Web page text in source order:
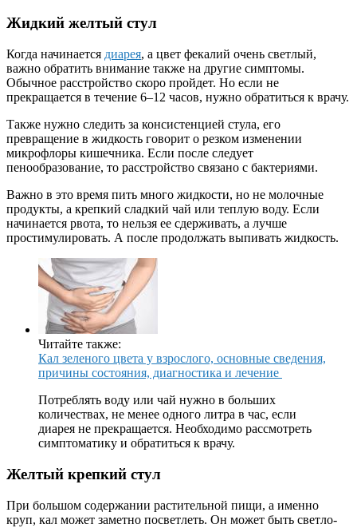
Жидкий желтый стул
Когда начинается диарея, а цвет фекалий очень светлый,
важно обратить внимание также на другие симптомы.
Обычное расстройство скоро пройдет. Но если не
прекращается в течение 6–12 часов, нужно обратиться к врачу.
Также нужно следить за консистенцией стула, его
превращение в жидкость говорит о резком изменении
микрофлоры кишечника. Если после следует
пенообразование, то расстройство связано с бактериями.
Важно в это время пить много жидкости, но не молочные
продукты, а крепкий сладкий чай или теплую воду. Если
начинается рвота, то нельзя ее сдерживать, а лучше
простимулировать. А после продолжать выпивать жидкость.
Читайте также:
Кал зеленого цвета у взрослого, основные сведения,
причины состояния, диагностика и лечение
Потреблять воду или чай нужно в больших
количествах, не менее одного литра в час, если
диарея не прекращается. Необходимо рассмотреть
симптоматику и обратиться к врачу.
Желтый крепкий стул
При большом содержании растительной пищи, а именно
круп, кал может заметно посветлеть. Он может быть светло-